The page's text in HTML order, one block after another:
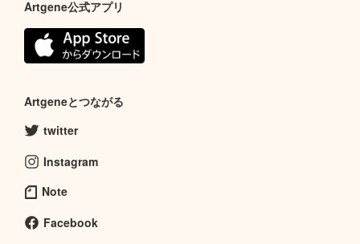
Artgene公式アプリ
Artgeneとつながる
twitter
Instagram
Note
Facebook